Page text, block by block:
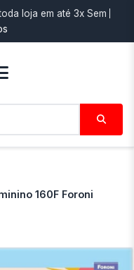
loja em até 3x Sem
160F Foroni